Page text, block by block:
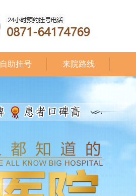
自助挂号 来院路线